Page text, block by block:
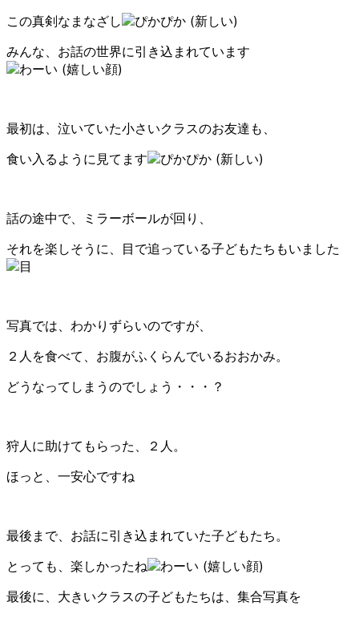
この真剣なまなざし
みんな、お話の世界に引き込まれています
最初は、泣いていた小さいクラスのお友達も、
食い入るように見てます
話の途中で、ミラーボールが回り、
それを楽しそうに、目で追っている子どもたちもいました
写真では、わかりずらいのですが、
２人を食べて、お腹がふくらんでいるおおかみ。
どうなってしまうのでしょう・・・？
狩人に助けてもらった、２人。
ほっと、一安心ですね
最後まで、お話に引き込まれていた子どもたち。
とっても、楽しかったね
最後に、大きいクラスの子どもたちは、集合写真を